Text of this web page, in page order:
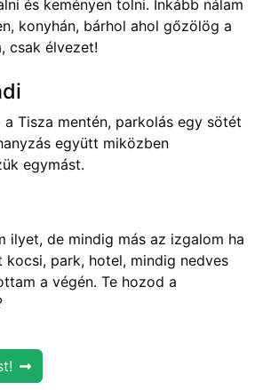
és keményen tolni. Inkább nálam
konyhán, bárhol ahol gőzölög a
csak élvezet!
Tisza mentén, parkolás egy sötét
együtt miközben
egymást.
ilyet, de mindig más az izgalom ha
kocsi, park, hotel, mindig nedves
a végén. Te hozod a